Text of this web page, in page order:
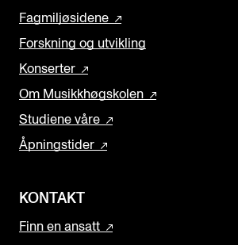
Fagmiljøsidene
Forskning og utvikling
Konserter
Om Musikkhøgskolen
Studiene våre
Åpningstider
KONTAKT
Finn en ansatt